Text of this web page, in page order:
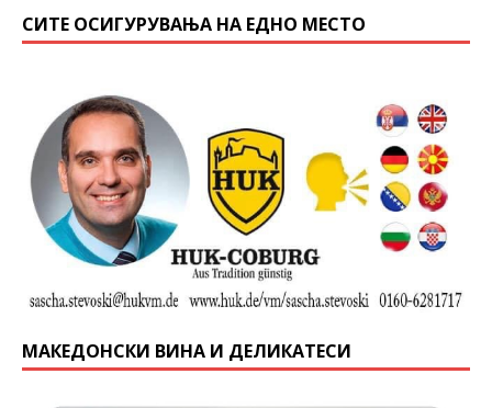
СИТЕ ОСИГУРУВАЊА НА ЕДНО МЕСТО
МАКЕДОНСКИ ВИНА И ДЕЛИКАТЕСИ